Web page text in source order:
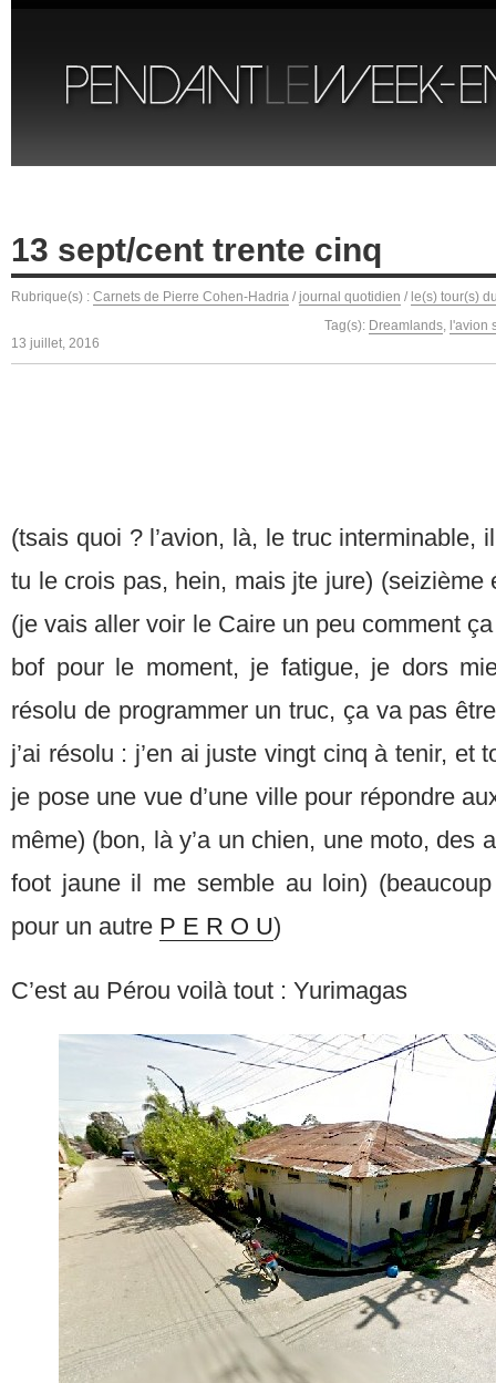
13 sept/cent trente cinq
Rubrique(s) : Carnets de Pierre Cohen-Hadria / journal quotidien / le(s) tour(s)
Tag(s): Dreamlands, l'avion
13 juillet, 2016
(tsais quoi ? l’avion, là, le truc interminable,
tu le crois pas, hein, mais jte jure) (seizième
(je vais aller voir le Caire un peu comment
bof pour le moment, je fatigue, je dors
résolu de programmer un truc, ça va pas
j’ai résolu : j’en ai juste vingt cinq à tenir, et
je pose une vue d’une ville pour répondre
même) (bon, là y’a un chien, une moto, des
foot jaune il me semble au loin)
pour un autre P E R O U)
C’est au Pérou voilà tout : Yurimagas